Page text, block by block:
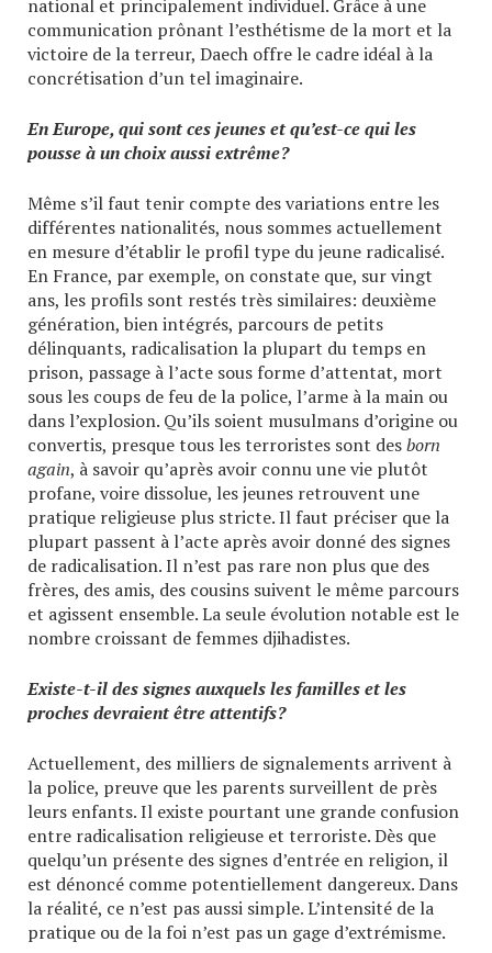
national et principalement individuel. Grâce à une
communication prônant l’esthétisme de la mort et la
victoire de la terreur, Daech offre le cadre idéal à la
concrétisation d’un tel imaginaire.
En Europe, qui sont ces jeunes et qu’est-ce qui les
pousse à un choix aussi extrême?
Même s’il faut tenir compte des variations entre les
différentes nationalités, nous sommes actuellement
en mesure d’établir le profil type du jeune radicalisé.
En France, par exemple, on constate que, sur vingt
ans, les profils sont restés très similaires: deuxième
génération, bien intégrés, parcours de petits
délinquants, radicalisation la plupart du temps en
prison, passage à l’acte sous forme d’attentat, mort
sous les coups de feu de la police, l’arme à la main ou
dans l’explosion. Qu’ils soient musulmans d’origine ou
convertis, presque tous les terroristes sont desborn
again, à savoir qu’après avoir connu une vie plutôt
profane, voire dissolue, les jeunes retrouvent une
pratique religieuse plus stricte. Il faut préciser que la
plupart passent à l’acte après avoir donné des signes
de radicalisation. Il n’est pas rare non plus que des
frères, des amis, des cousins suivent le même parcours
et agissent ensemble. La seule évolution notable est le
nombre croissant de femmes djihadistes.
Existe-t-il des signes auxquels les familles et les
proches devraient être attentifs?
Actuellement, des milliers de signalements arrivent à
la police, preuve que les parents surveillent de près
leurs enfants. Il existe pourtant une grande confusion
entre radicalisation religieuse et terroriste. Dès que
quelqu’un présente des signes d’entrée en religion, il
est dénoncé comme potentiellement dangereux. Dans
la réalité, ce n’est pas aussi simple. L’intensité de la
pratique ou de la foi n’est pas un gage d’extrémisme.